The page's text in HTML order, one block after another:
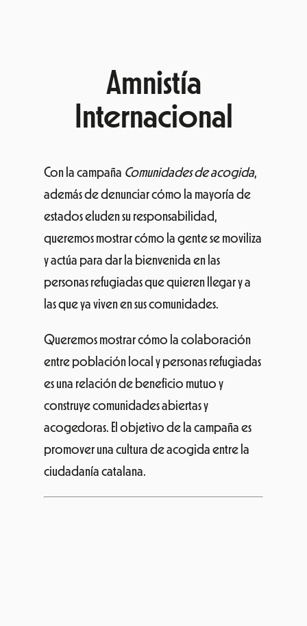
Amnistía
Internacional
Con la campaña Comunidades de acogida,
además de denunciar cómo la mayoría de
estados eluden su responsabilidad,
queremos mostrar cómo la gente se moviliza
y actúa para dar la bienvenida en las
personas refugiadas que quieren llegar y a
las que ya viven en sus comunidades.
Queremos mostrar cómo la colaboración
entre población local y personas refugiadas
es una relación de beneficio mutuo y
construye comunidades abiertas y
acogedoras. El objetivo de la campaña es
promover una cultura de acogida entre la
ciudadanía catalana.